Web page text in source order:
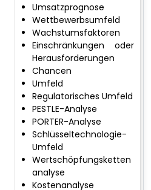
Umsatzprognose
Wettbewerbsumfeld
Wachstumsfaktoren
Einschränkungen oder
Herausforderungen
Chancen
Umfeld
Regulatorisches Umfeld
PESTLE-Analyse
PORTER-Analyse
Schlüsseltechnologie-
Umfeld
Wertschöpfungsketten
analyse
Kostenanalyse